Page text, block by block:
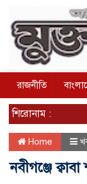
রাজনীতি
শিরোনাম :
Home
নবীগঞ্জে